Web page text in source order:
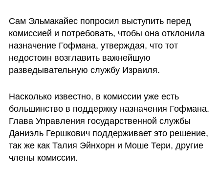
Сам Эльмакайес попросил выступить перед
комиссией и потребовать, чтобы она отклонила
назначение Гофмана, утверждая, что тот
недостоин возглавить важнейшую
разведывательную службу Израиля.
Насколько известно, в комиссии уже есть
большинство в поддержку назначения Гофмана.
Глава Управления государственной службы
Даниэль Гершкович поддерживает это решение,
так же как Талия Эйнхорн и Моше Тери, другие
члены комиссии.